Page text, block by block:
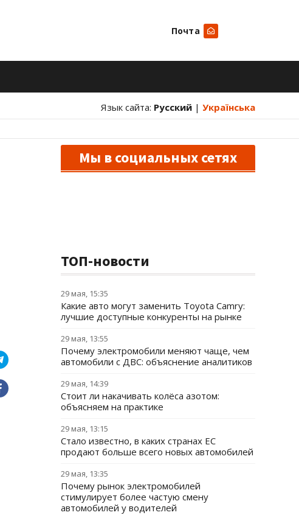
Почта
Язык сайта: Русский | Українська
Мы в социальных сетях
ТОП-новости
29 мая, 15:35
Какие авто могут заменить Toyota Camry:
лучшие доступные конкуренты на рынке
29 мая, 13:55
Почему электромобили меняют чаще, чем
автомобили с ДВС: объяснение аналитиков
29 мая, 14:39
Стоит ли накачивать колёса азотом:
объясняем на практике
29 мая, 13:15
Стало известно, в каких странах ЕС
продают больше всего новых автомобилей
29 мая, 13:35
Почему рынок электромобилей
стимулирует более частую смену
автомобилей у водителей